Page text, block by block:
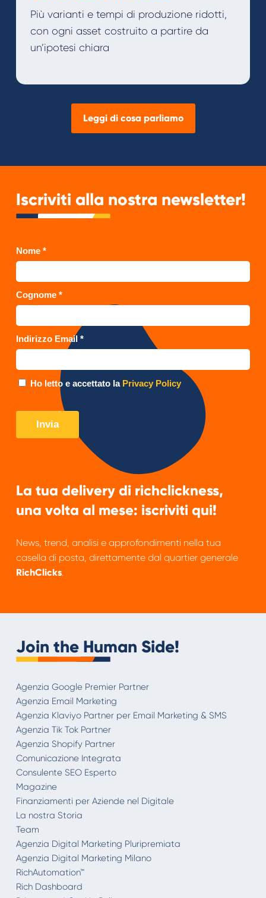
Più varianti e tempi di produzione ridotti,
con ogni asset costruito a partire da
un’ipotesi chiara
Leggi di cosa parliamo
Iscriviti alla nostra newsletter!
La tua delivery di richclickness,
una volta al mese: iscriviti qui!
News, trend, analisi e approfondimenti nella tua
casella di posta, direttamente dal quartier generale
RichClicks.
Join the Human Side!
Agenzia Google Premier Partner
Agenzia Email Marketing
Agenzia Klaviyo Partner per Email Marketing & SMS
Agenzia Tik Tok Partner
Agenzia Shopify Partner
Comunicazione Integrata
Consulente SEO Esperto
Magazine
Finanziamenti per Aziende nel Digitale
La nostra Storia
Team
Agenzia Digital Marketing Pluripremiata
Agenzia Digital Marketing Milano
RichAutomation™
Rich Dashboard